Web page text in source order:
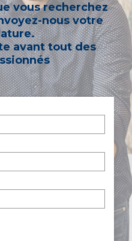
vous recherchez
nous votre
avant tout des